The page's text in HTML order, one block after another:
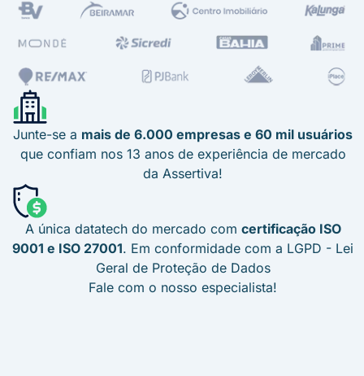
Junte-se a mais de 6.000 empresas e 60 mil usuários
que confiam nos 13 anos de experiência de mercado
da Assertiva!
A única datatech do mercado com certificação ISO
9001 e ISO 27001. Em conformidade com a LGPD - Lei
Geral de Proteção de Dados
Fale com o nosso especialista!